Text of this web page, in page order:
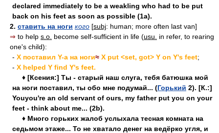
declared immediately to be a weakling who had to be put
back on his feet as soon as possible (1a).
2. ставить на ноги кого [subj: human; more often last van]
⇒ to help s.o. become self-sufficient in life (usu.
in refer, to rearing
one's child):
- X поставил Y-а на ноги≈ X put <set, got> Y on Y's feet;
- X helped Y find Y's feet.
♦ [Ксения:] Ты - старый наш слуга, тебя батюшка мой
на ноги поставил, ты обо мне подумай... (Горький 2). [К.:]
Youyou're an old servant of ours, my father put you on your
feet - think about me... (2b).
♦ Много горьких жалоб услыхала тесная комната на
седьмом этаже... То не хватало денег на ведёрко угля, и